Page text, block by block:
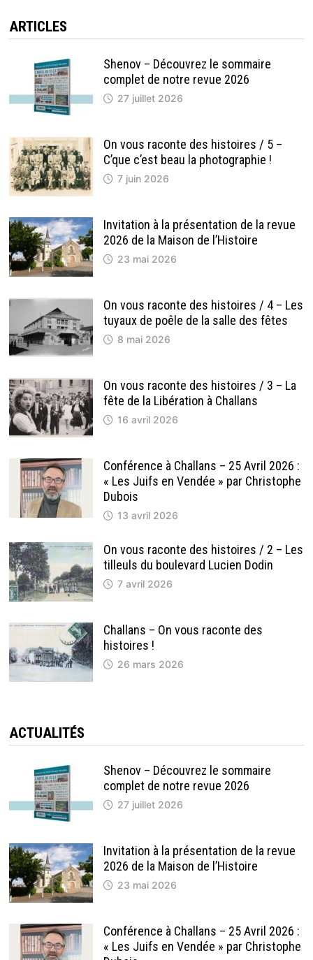
LE
MONUMENT
AUX
SAINT-
URBAIN
ARTICLES
Shenov – Découvrez le sommaire
complet de notre revue 2026
27 juillet 2026
On vous raconte des histoires / 5 –
C’que c’est beau la photographie !
7 juin 2026
Invitation à la présentation de la revue
2026 de la Maison de l’Histoire
23 mai 2026
On vous raconte des histoires / 4 – Les
tuyaux de poêle de la salle des fêtes
8 mai 2026
On vous raconte des histoires / 3 – La
fête de la Libération à Challans
16 avril 2026
Conférence à Challans – 25 Avril 2026 :
« Les Juifs en Vendée » par Christophe
Dubois
13 avril 2026
On vous raconte des histoires / 2 – Les
tilleuls du boulevard Lucien Dodin
7 avril 2026
Challans – On vous raconte des
histoires !
26 mars 2026
ACTUALITÉS
Shenov – Découvrez le sommaire
complet de notre revue 2026
27 juillet 2026
Invitation à la présentation de la revue
2026 de la Maison de l’Histoire
23 mai 2026
Conférence à Challans – 25 Avril 2026 :
« Les Juifs en Vendée » par Christophe